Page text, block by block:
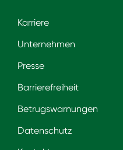
Karriere
Unternehmen
Presse
Barrierefreiheit
Betrugswarnungen
Datenschutz